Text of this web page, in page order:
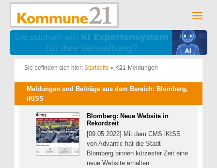
Zum
springen
Sie befinden sich hier: Startseite » K21-Meldungen
Meldungen und Beiträge aus dem Bereich: Blomberg,
iKISS
Blomberg: Neue Website in
Rekordzeit
[09.05.2022] Mit dem CMS iKISS
von Advantic hat die Stadt
Blomberg binnen kürzester Zeit eine
neue Website erhalten.